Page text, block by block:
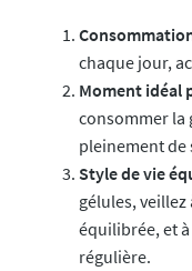
chaque jour,
Moment idéal
consommer la
pleinement de
Style de vie
gélules,
équilibrée, et
régulière.